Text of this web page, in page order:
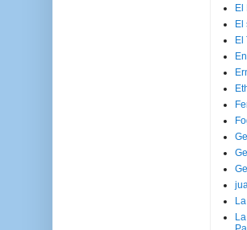
El
El
El